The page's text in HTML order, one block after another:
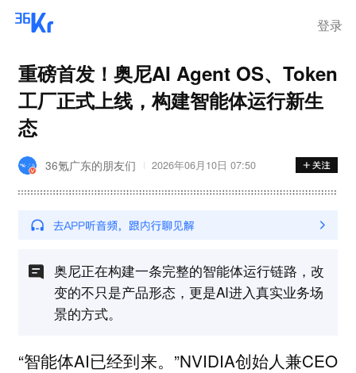
登录
重磅首发！奥尼AI Agent OS、Token
工厂正式上线，构建智能体运行新生
态
36氪广东的朋友们 2026年06月10日 07:50
奥尼正在构建一条完整的智能体运行链路，改
变的不只是产品形态，更是AI进入真实业务场
景的方式。
“智能体AI已经到来。”NVIDIA创始人兼CEO